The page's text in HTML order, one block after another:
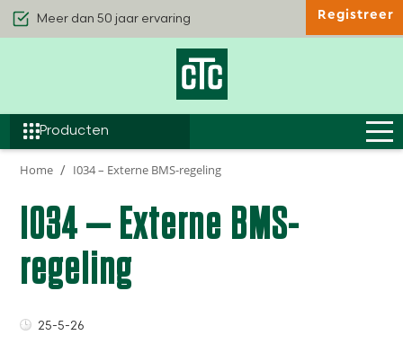
Kwaliteit & Comfort
Efficiëntie
Producten
Registreer
Home I034 – Externe BMS-regeling
I034 – Externe BMS-
regeling
25-5-26